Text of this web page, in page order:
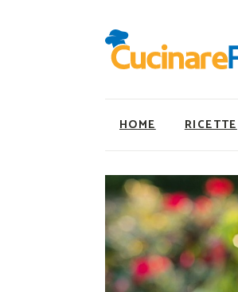
HOME RICETTE
Ricette
Ricette
Ricette
Ricette
Ricette